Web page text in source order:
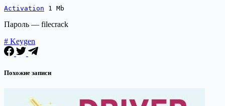
Activation
Пароль — filecrack
# Keygen
Похожие записи